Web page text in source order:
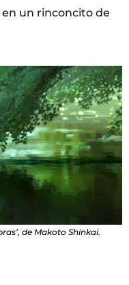
un rinconcito de
de Makoto Shinkai.